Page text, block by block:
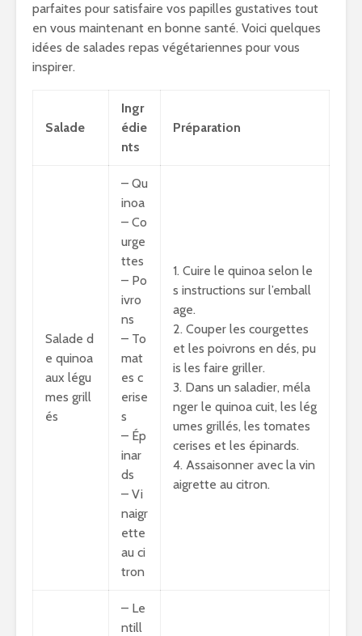
parfaites pour satisfaire vos papilles gustatives tout
en vous maintenant en bonne santé. Voici quelques
idées de salades repas végétariennes pour vous
inspirer.
Salade
Ingr
édie
nts
Préparation
Salade d
e quinoa
aux légu
mes grill
és
– Qu
inoa
– Co
urge
ttes
– Po
ivro
ns
– To
mat
es c
erise
s
– Ép
inar
ds
– Vi
naigr
ette
au ci
tron
1. Cuire le quinoa selon le
s instructions sur l’emball
age.
2. Couper les courgettes
et les poivrons en dés, pu
is les faire griller.
3. Dans un saladier, méla
nger le quinoa cuit, les lég
umes grillés, les tomates
cerises et les épinards.
4. Assaisonner avec la vin
aigrette au citron.
– Le
ntill